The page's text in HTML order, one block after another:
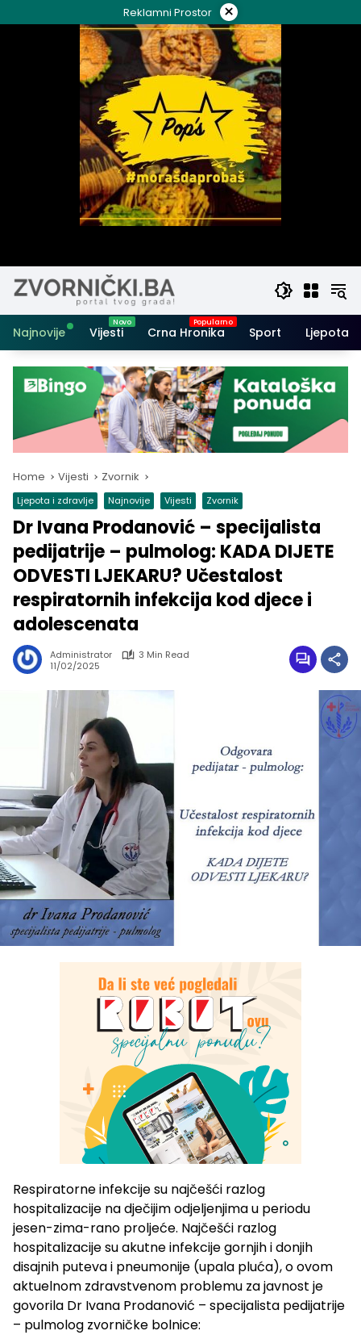
to
Reklamni Prostor ×
Najnovije Vijesti Crna Hronika Sport Ljepota i
Home Vijesti Zvornik
Ljepota i zdravlje Najnovije Vijesti Zvornik
Dr Ivana Prodanović – specijalista
pedijatrije – pulmolog: KADA DIJETE
ODVESTI LJEKARU? Učestalost
respiratornih infekcija kod djece i
adolescenata
Administrator
3 Min Read
11/02/2025
Respiratorne infekcije su najčešći razlog
hospitalizacije na dječijim odjeljenjima u periodu
jesen-zima-rano proljeće. Najčešći razlog
hospitalizacije su akutne infekcije gornjih i donjih
disajnih puteva i pneumonije (upala pluća), o ovom
aktuelnom zdravstvenom problemu za javnost je
govorila Dr Ivana Prodanović – specijalista pedijatrije
– pulmolog zvorničke bolnice: